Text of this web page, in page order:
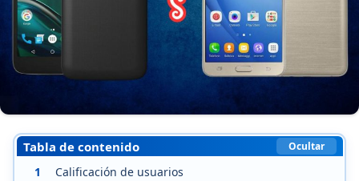
Tabla de contenido Ocultar
1
Calificación de usuarios